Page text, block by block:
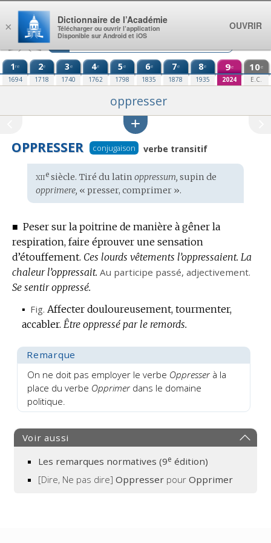
Aller au contenu
1re
1694
2e
1718
3e
1740
4e
1762
5e
1798
6e
1835
7e
1878
8e
1935
9e
2024
10e
E.C.
oppresser
OPPRESSER conjugaison verbe transitif
Étymologie
:
xiiesiècle. Tiré du latin oppressum, supin de
opprimere, « presser, comprimer ».
■ Peser sur la poitrine de manière à gêner la
respiration, faire éprouver une sensation
d’étouffement. Ces lourds vêtements l’oppressaient. La
chaleur l’oppressait. Au participe passé, adjectivement.
Se sentir oppressé.
▪ Fig. Affecter douloureusement, tourmenter,
accabler. Être oppressé par le remords.
Remarque
On ne doit pas employer le verbe Oppresser à la
place du verbe Opprimer dans le domaine
politique.
Voir aussi
Les remarques normatives (9e édition)
[Dire, Ne pas dire]Oppresser pour Opprimer
×
Dictionnaire de l’Académie
Télécharger ou ouvrir l’application
Disponible sur Android et iOS
OUVRIR